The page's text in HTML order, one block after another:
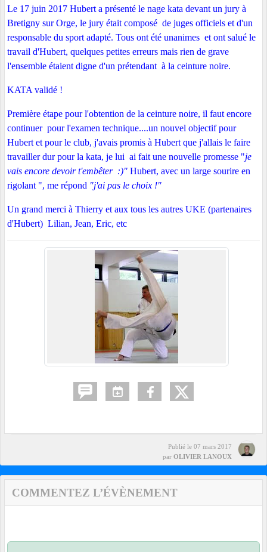
Le 17 juin 2017 Hubert a présenté le nage kata devant un jury à
Bretigny sur Orge, le jury était composé de juges officiels et d'un
responsable du sport adapté. Tous ont été unanimes et ont salué le
travail d'Hubert, quelques petites erreurs mais rien de grave
l'ensemble étaient digne d'un prétendant à la ceinture noire.
KATA validé !
Première étape pour l'obtention de la ceinture noire, il faut encore
continuer pour l'examen technique....un nouvel objectif pour
Hubert et pour le club, j'avais promis à Hubert que j'allais le faire
travailler dur pour la kata, je lui ai fait une nouvelle promesse "je
vais encore devoir t'embêter :)" Hubert, avec un large sourire en
rigolant ", me répond "j'ai pas le choix !"
Un grand merci à Thierry et aux tous les autres UKE (partenaires
d'Hubert) Lilian, Jean, Eric, etc
Publié le 07 mars 2017
par OLIVIER LANOUX
COMMENTEZ L’ÉVÈNEMENT